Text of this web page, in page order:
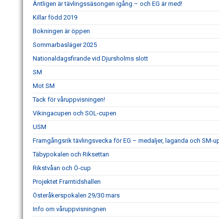
Äntligen är tävlingssäsongen igång – och EG är med!
Killar född 2019
Bokningen är öppen
Sommarbasläger 2025
Nationaldagsfirande vid Djursholms slott
SM
Mot SM
Tack för våruppvisningen!
Vikingacupen och SOL-cupen
USM
Framgångsrik tävlingsvecka för EG – medaljer, laganda och SM-
Täbypokalen och Riksettan
Rikstvåan och Ö-cup
Projektet Framtidshallen
Österåkerspokalen 29/30 mars
Info om våruppvisningnen